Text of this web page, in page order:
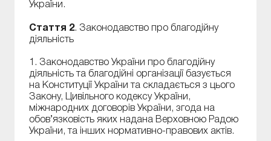
України.
Стаття 2. Законодавство про благодійну
діяльність
1. Законодавство України про благодійну
діяльність та благодійні організації базується
на Конституції України та складається з цього
Закону, Цивільного кодексу України,
міжнародних договорів України, згода на
обов’язковість яких надана Верховною Радою
України, та інших нормативно-правових актів.